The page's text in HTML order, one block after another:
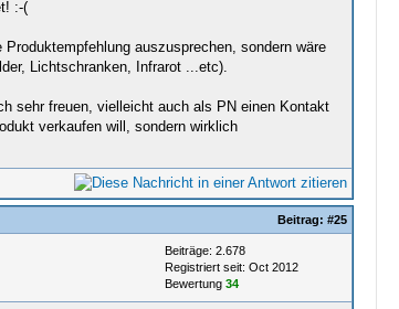
:-(
auszusprechen, sondern wäre
Lichtschranken, Infrarot ...etc).
sehr freuen, vielleicht auch als PN einen Kontakt
verkaufen will, sondern wirklich
Beitrag: #25
Beiträge: 2.678
Registriert seit: Oct 2012
Bewertung 34